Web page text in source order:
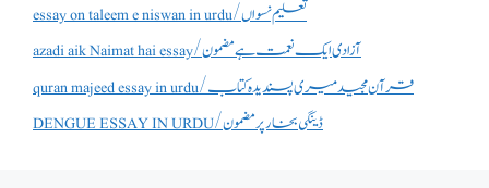
essay on taleem e niswan in urdu/تعلیم نسواں
azadi aik Naimat hai essay/آزادی ایک نعمت ہے مضمون
quran majeed essay in urdu/قرآن مجید میری پسندیدہ کتاب
DENGUE ESSAY IN URDU/ڈینگی بخار پر مضمون